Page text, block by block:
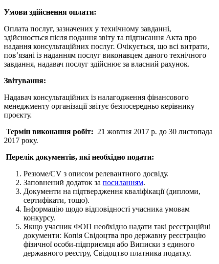
Умови здійснення оплати:
Оплата послуг, зазначених у технічному завданні,
здійснюється після подання звіту та підписання Акта про
надання консультаційних послуг. Очікується, що всі витрати,
пов’язані із наданням послуг виконавцем даного технічного
завдання, надавач послуг здійснює за власний рахунок.
Звітування:
Надавач консультаційних із налагодження фінансового
менеджменту організації звітує безпосередньо керівнику
проєкту.
Термін виконання робіт: 21 жовтня 2017 р. до 30 листопада
2017 року.
Перелік документів, які необхідно подати:
Резюме/CV з описом релевантного досвіду.
Заповнений додаток за посиланням.
Документи на підтвердження кваліфікації (дипломи,
сертифікати, тощо).
Інформацію щодо відповідності учасника умовам
конкурсу.
Якщо учасник ФОП необхідно надати такі реєстраційні
документи: Копія Свідоцтва про державну реєстрацію
фізичної особи-підприємця або Виписки з єдиного
державного реєстру, Свідоцтво платника податку.